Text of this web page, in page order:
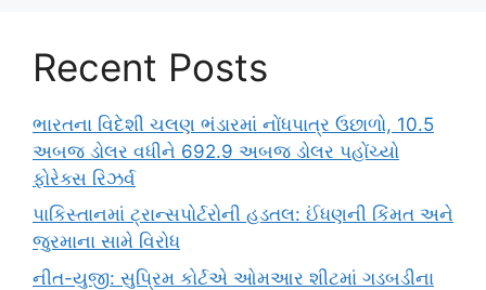
Recent Posts
ભારતના વિદેશી ચલણ ભંડારમાં નોંધપાત્ર ઉછાળો, 10.5
અબજ ડોલર વધીને 692.9 અબજ ડોલર પહોંચ્યો
ફોરેક્સ રિઝર્વ
પાકિસ્તાનમાં ટ્રાન્સપોર્ટરોની હડતલ: ઈંધણની કિંમત અને
જુરમાના સામે વિરોધ
નીત-યુજી: સુપ્રિમ કોર્ટએ ઓમઆર શીટમાં ગડબડીના